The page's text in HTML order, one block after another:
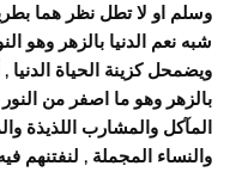
وسلم او لا تطل نظر هما
شبه نعم الدنيا بالزهر وهو
ويضمحل كزينة الحياة
بالزهر وهو ما اصفر من
المآكل والمشارب اللذيذة
والنساء المجملة , لنفتنهم